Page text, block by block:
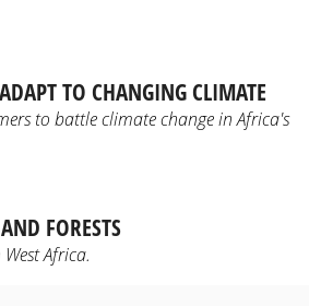
TO CHANGING CLIMATE
to battle climate change in Africa's
FORESTS
Africa.